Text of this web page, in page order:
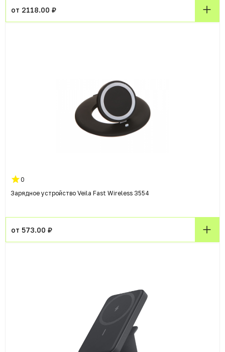
от 2118.00 ₽
0
Зарядное устройство Veila Fast Wireless 3554
от 573.00 ₽